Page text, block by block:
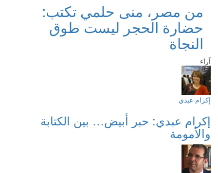
من مصر، منى حلمي تكتب:
حضارة الحجر ليست طوق
النجاة
آراء
إكرام عبدي
إكرام عبدي: حبر أبيض… بين الكتابة
والأمومة